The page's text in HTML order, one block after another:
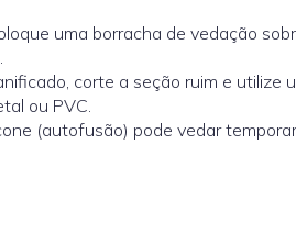
uma borracha de vedação
corte a seção ruim e utilize
ou PVC.
(autofusão) pode vedar